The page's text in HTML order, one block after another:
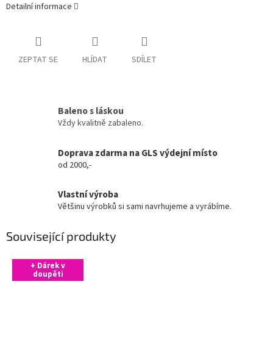
Detailní informace
ZEPTAT SE HLÍDAT SDÍLET
Baleno s láskou
Vždy kvalitně zabaleno.
Doprava zdarma na GLS výdejní místo
od 2000,-
Vlastní výroba
Většinu výrobků si sami navrhujeme a vyrábíme.
Související produkty
+ Dárek v
doupěti